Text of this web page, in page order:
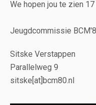
We hopen jou te zien
Jeugdcommissie
Sitske Verstappen
Parallelweg 9
sitske[at]bcm80.nl